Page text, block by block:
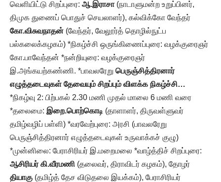
வெளியிட்டு சிறப்புரை: ஆ.இராசா(நாடாளுமன்ற உறுப்பினர்,
திமுக துணைப் பொதுச் செயலாளர்), கல்விக்கோ வேந்தர்
கோ.விசுவநாதன் (வேந்தர், வேலூர்த் தொழில்நுட்ப
பல்கலைக்கழகம்) *நிகழ்ச்சி ஒருங்கிணைப்புரை: வழக்குரைஞர்
கோ.பாவேந்தன் *நன்றியுரை: வழக்குரைஞர்
இ.அங்கயற்கண்ணி. *பாவலரேறு பெருஞ்சித்திரனார்
எழுத்தடைவுகள் தேவையும் சிறப்பும் விளக்க நிகழ்ச்சி…
*நிகழ்வு 2: பிற்பகல் 2.30 மணி முதல் மாலை 6 மணி வரை
*தலைமை: இறை.பொற்கொடி (தாளாளர், திருவள்ளுவர்
தமிழ்வழிப் பள்ளி) *வரவேற்புரை: அரசி (பாவலரேறு
பெருஞ்சித்திரனார் எழுத்தடைவுகள் உருவாக்கச் குழு)
*முன்னிலை: பேராசிரியர் இ.மறைமலை *வாழ்த்திச் சிறப்புரை:
ஆசிரியர் கி.வீரமணி (தலைவர், திராவிடர் கழகம்), தோழர்
தியாகு (தமிழ்த் தேச விடுதலை இயக்கம்), பேராசிரியர்